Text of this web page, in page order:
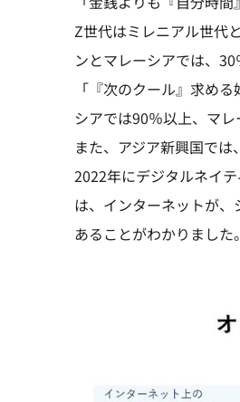
Z世代はミレニアル世代
ンとマレーシアでは、30
「『次のクール』求め
シアでは90％以上、マ
また、アジア新興国で
2022年にデジタルネイ
は、インターネットが
あることがわかりました。